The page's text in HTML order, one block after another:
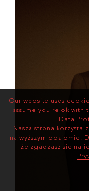
Our website uses
assume you're ok with
Data
Nasza strona korzysta
najwyższym poziomie.
że zgadzasz sie na